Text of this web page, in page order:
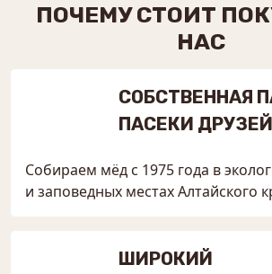
ПОЧЕМУ СТОИТ
НАС
СОБСТВЕННАЯ
ПАСЕКИ ДРУЗЕЙ
Собираем мёд с 1975 года в
и заповедных местах Алтайского
ШИРОКИЙ